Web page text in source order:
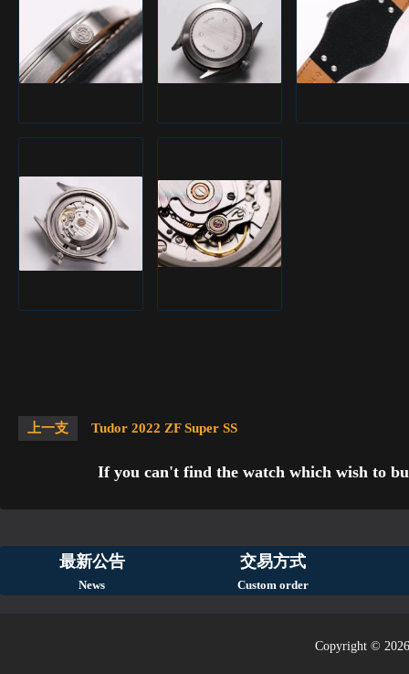
上一支 Tudor 2022 ZF Super SS
If you can't find the watch which wish to
最新公告
News
交易方式
Custom order
Copyright ©